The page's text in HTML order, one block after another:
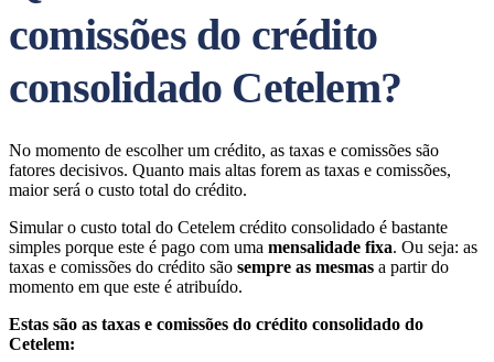
comissões do crédito
consolidado Cetelem?
No momento de escolher um crédito, as taxas e comissões são
fatores decisivos. Quanto mais altas forem as taxas e comissões,
maior será o custo total do crédito.
Simular o custo total do Cetelem crédito consolidado é bastante
simples porque este é pago com uma mensalidade fixa. Ou seja: as
taxas e comissões do crédito são sempre as mesmas a partir do
momento em que este é atribuído.
Estas são as taxas e comissões do crédito consolidado do
Cetelem: